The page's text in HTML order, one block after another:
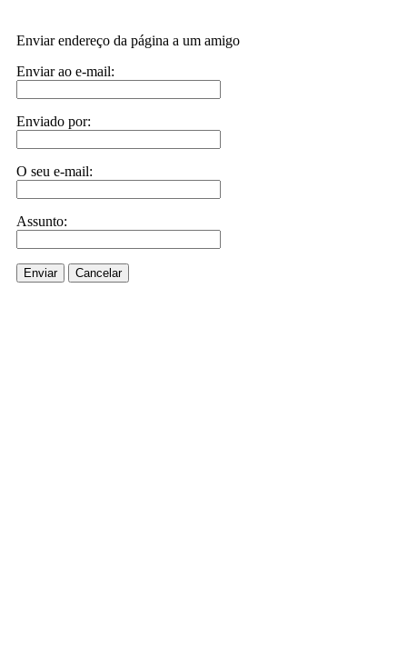
Enviar endereço da página a um amigo
Enviar ao e-mail:
Enviado por:
O seu e-mail:
Assunto:
Enviar Cancelar